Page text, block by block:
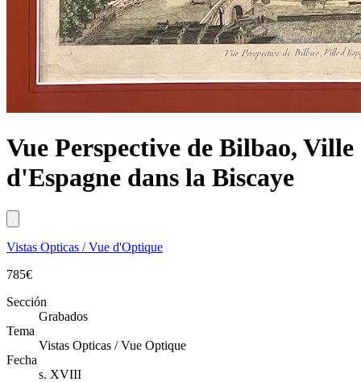
Vue Perspective de Bilbao, Ville
d'Espagne dans la Biscaye
Vistas Opticas / Vue d'Optique
785€
Sección
Grabados
Tema
Vistas Opticas / Vue Optique
Fecha
s. XVIII